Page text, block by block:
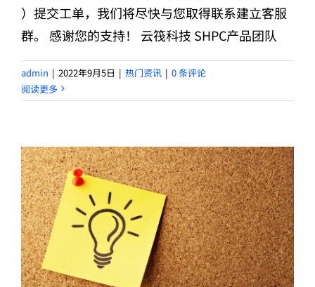
）提交工单，我们将尽快与您取得联系建立客服
群。 感谢您的支持！ 云筏科技 SHPC产品团队
admin | 2022年9月5日 | 热门资讯 | 0 条评论
阅读更多